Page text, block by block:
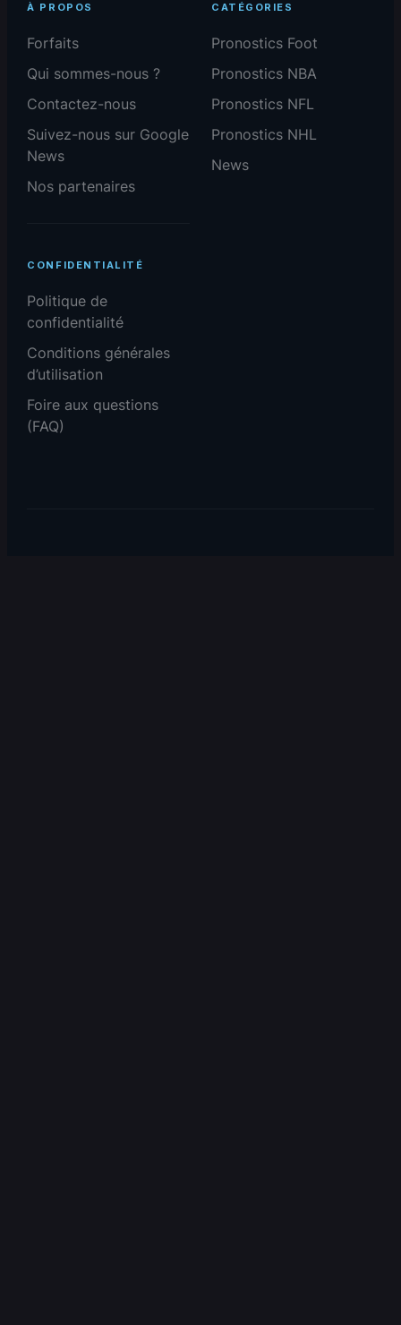
À PROPOS
Forfaits
Qui sommes-nous ?
Contactez-nous
Suivez-nous sur Google
News
Nos partenaires
CATÉGORIES
Pronostics Foot
Pronostics NBA
Pronostics NFL
Pronostics NHL
News
CONFIDENTIALITÉ
Politique de
confidentialité
Conditions générales
d’utilisation
Foire aux questions
(FAQ)